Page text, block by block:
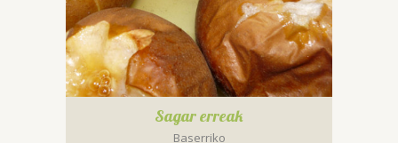
Sagar erreak
Baserriko